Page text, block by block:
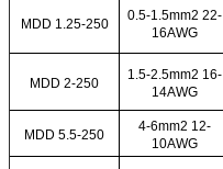
MDD 1.25-250
0.5-1.5mm2 22-
16AWG
MDD 2-250
1.5-2.5mm2 16-
14AWG
MDD 5.5-250
4-6mm2 12-
10AWG